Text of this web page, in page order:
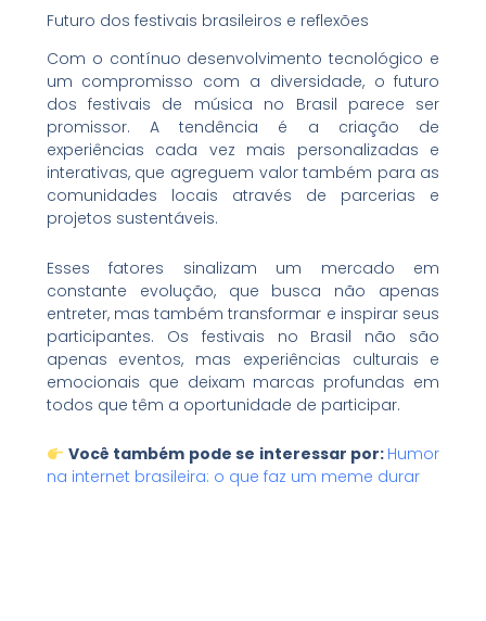
Futuro dos festivais brasileiros e reflexões
Com o contínuo desenvolvimento tecnológico e
um compromisso com a diversidade, o futuro
dos festivais de música no Brasil parece ser
promissor. A tendência é a criação de
experiências cada vez mais personalizadas e
interativas, que agreguem valor também para as
comunidades locais através de parcerias e
projetos sustentáveis.
Esses fatores sinalizam um mercado em
constante evolução, que busca não apenas
entreter, mas também transformar e inspirar seus
participantes. Os festivais no Brasil não são
apenas eventos, mas experiências culturais e
emocionais que deixam marcas profundas em
todos que têm a oportunidade de participar.
Você também pode se interessar por: Humor
na internet brasileira: o que faz um meme durar